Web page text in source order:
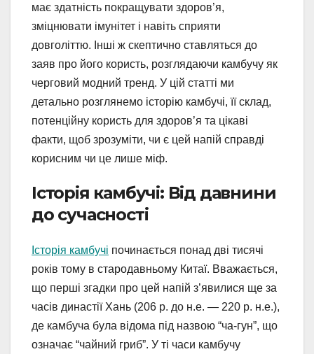
має здатність покращувати здоров’я,
зміцнювати імунітет і навіть сприяти
довголіттю. Інші ж скептично ставляться до
заяв про його користь, розглядаючи камбучу як
черговий модний тренд. У цій статті ми
детально розглянемо історію камбучі, її склад,
потенційну користь для здоров’я та цікаві
факти, щоб зрозуміти, чи є цей напій справді
корисним чи це лише міф.
Історія камбучі: Від давнини
до сучасності
Історія камбучі починається понад дві тисячі
років тому в стародавньому Китаї. Вважається,
що перші згадки про цей напій з’явилися ще за
часів династії Хань (206 р. до н.е. — 220 р. н.е.),
де камбуча була відома під назвою “ча-гун”, що
означає “чайний гриб”. У ті часи камбучу